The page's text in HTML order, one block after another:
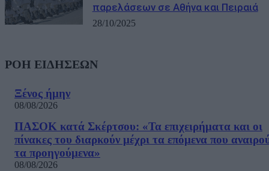
παρελάσεων σε Αθήνα και Πειραιά
28/10/2025
ΡΟΗ ΕΙΔΗΣΕΩΝ
Ξένος ήμην
08/08/2026
ΠΑΣΟΚ κατά Σκέρτσου: «Τα επιχειρήματα και οι
πίνακες του διαρκούν μέχρι τα επόμενα που
τα προηγούμενα»
08/08/2026